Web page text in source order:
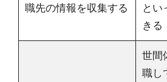
職先の情報を収集する
とい
きる
世間
職し